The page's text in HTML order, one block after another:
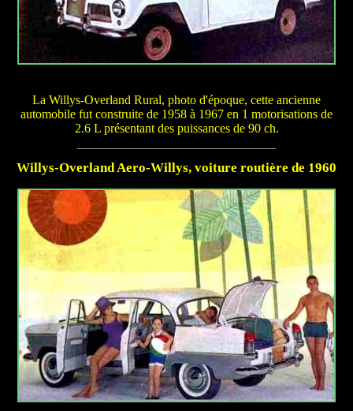
La Willys-Overland Rural, photo d'époque, cette ancienne
automobile fut construite de 1958 à 1967 en 1 motorisations de
2.6 L présentant des puissances de 90 ch.
Willys-Overland Aero-Willys, voiture routière de 1960